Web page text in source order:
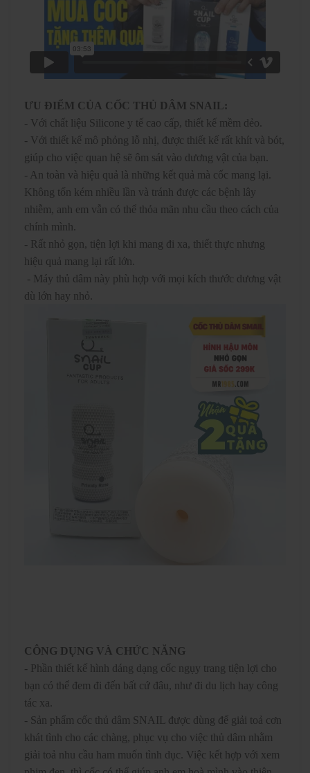
ƯU ĐIỂM CỦA CỐC THỦ DÂM SNAIL:
- Với chất liệu Silicone y tế cao cấp, thiết kế mềm dẻo.
- Với thiết kế mô phỏng lỗ nhị, được thiết kế rất khít và bót,
giúp cho việc quan hệ sẽ ôm sát vào dương vật của bạn.
- An toàn và hiệu quả là những kết quả mà cốc mang lại.
Không tốn kém nhiều lần và tránh được các bệnh lây
nhiễm, anh em vẫn có thể thỏa mãn nhu cầu theo cách của
chính mình.
- Rất nhỏ gọn, tiện lợi khi mang đi xa, thiết thực nhưng
hiệu quả mang lại rất lớn.
- Máy thủ dâm này phù hợp với mọi kích thước dương vật
dù lớn hay nhỏ.
CÔNG DỤNG VÀ CHỨC NĂNG
- Phần thiết kế hình dáng dạng cốc ngụy trang tiện lợi cho
bạn có thể đem đi đến bất cứ đâu, như đi du lịch hay công
tác xa.
- Sản phẩm cốc thủ dâm SNAIL được dùng để giải toả cơn
khát tình cho các chàng, phục vụ cho việc thủ dâm nhằm
giải toả nhu cầu ham muốn tình dục. Việc kết hợp với xem